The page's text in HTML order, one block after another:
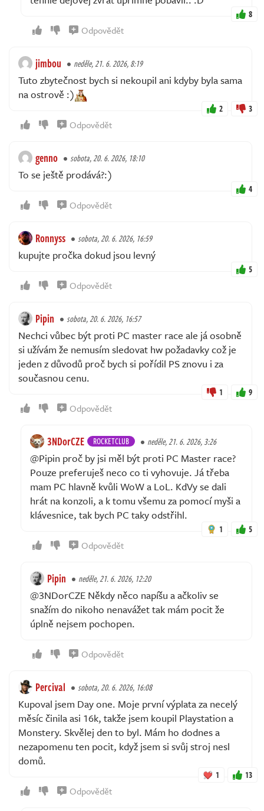
8
Odpovědět
jimbou neděle, 21. 6. 2026, 8:19
Tuto zbytečnost bych si nekoupil ani kdyby byla sama
na ostrově :)
2 3
Odpovědět
genno sobota, 20. 6. 2026, 18:10
To se ještě prodává?:)
4
Odpovědět
Ronnyss sobota, 20. 6. 2026, 16:59
kupujte pročka dokud jsou levný
5
Odpovědět
Pipin sobota, 20. 6. 2026, 16:57
Nechci vůbec být proti PC master race ale já osobně
si užívám že nemusím sledovat hw požadavky což je
jeden z důvodů proč bych si pořídil PS znovu i za
současnou cenu.
1 9
Odpovědět
3NDorCZE ROCKETCLUB neděle, 21. 6. 2026, 3:26
@Pipin proč by jsi měl být proti PC Master race?
Pouze preferuješ neco co ti vyhovuje. Já třeba
mam PC hlavně kvůli WoW a LoL. KdVy se dali
hrát na konzoli, a k tomu všemu za pomocí myši a
klávesnice, tak bych PC taky odstřihl.
1 5
Odpovědět
Pipin neděle, 21. 6. 2026, 12:20
@3NDorCZE Někdy něco napíšu a ačkoliv se
snažím do nikoho nenavážet tak mám pocit že
úplně nejsem pochopen.
Odpovědět
Percival sobota, 20. 6. 2026, 16:08
Kupoval jsem Day one. Moje první výplata za necelý
měsíc činila asi 16k, takže jsem koupil Playstation a
Monstery. Skvělej den to byl. Mám ho dodnes a
nezapomenu ten pocit, když jsem si svůj stroj nesl
domů.
1 13
Odpovědět